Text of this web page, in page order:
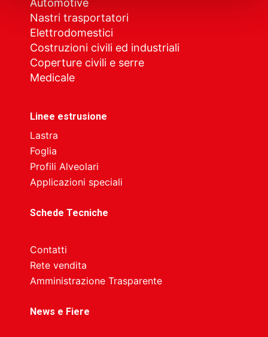
Nastri trasportatori
Elettrodomestici
Costruzioni civili ed industriali
Coperture civili e serre
Medicale
Linee estrusione
Lastra
Foglia
Profili Alveolari
Applicazioni speciali
Schede Tecniche
Contatti
Rete vendita
Amministrazione Trasparente
News e Fiere